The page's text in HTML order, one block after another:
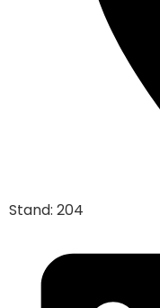
Stand: 204